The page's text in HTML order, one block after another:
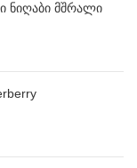
ნიღაბი მშრალი